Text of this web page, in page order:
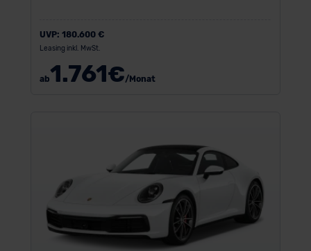
UVP: 180.600 €
Leasing inkl. MwSt.
ab1.761€/Monat